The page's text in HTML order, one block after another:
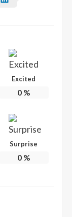
Excited
0%
Surprise
0%